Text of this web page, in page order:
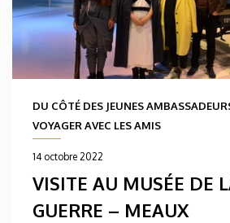
DU CÔTÉ DES JEUNES
VOYAGER AVEC LES AMIS
14 octobre 2022
VISITE AU MUSÉE DE
GUERRE – MEAUX